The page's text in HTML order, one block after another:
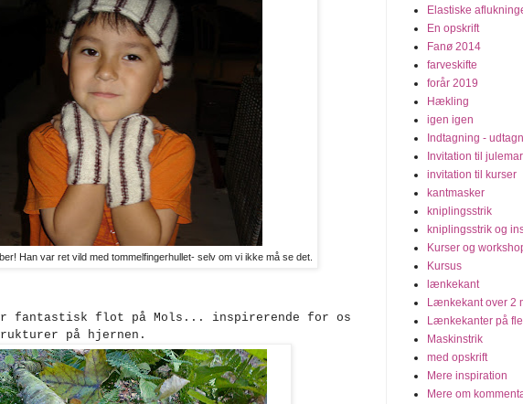
Han var ret vild med tommelfingerhullet- selv om vi ikke må se det.
fantastisk flot på Mols... inspirerende for os
på hjernen.
Elastiske
En opskrift
Fanø 2014
farveskifte
forår 2019
Hækling
igen igen
Indtagning -
Invitation til
invitation til kurser
kantmasker
kniplingsstrik
kniplingsstrik og
Kurser og
Kursus
lænkekant
Lænkekant over 2
Lænkekanter på
Maskinstrik
med opskrift
Mere inspiration
Mere om